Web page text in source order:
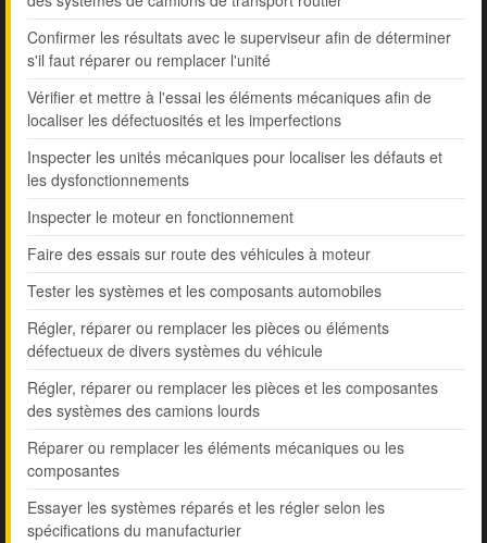
Confirmer les résultats avec le superviseur afin de déterminer
s'il faut réparer ou remplacer l'unité
Vérifier et mettre à l'essai les éléments mécaniques afin de
localiser les défectuosités et les imperfections
Inspecter les unités mécaniques pour localiser les défauts et
les dysfonctionnements
Inspecter le moteur en fonctionnement
Faire des essais sur route des véhicules à moteur
Tester les systèmes et les composants automobiles
Régler, réparer ou remplacer les pièces ou éléments
défectueux de divers systèmes du véhicule
Régler, réparer ou remplacer les pièces et les composantes
des systèmes des camions lourds
Réparer ou remplacer les éléments mécaniques ou les
composantes
Essayer les systèmes réparés et les régler selon les
spécifications du manufacturier